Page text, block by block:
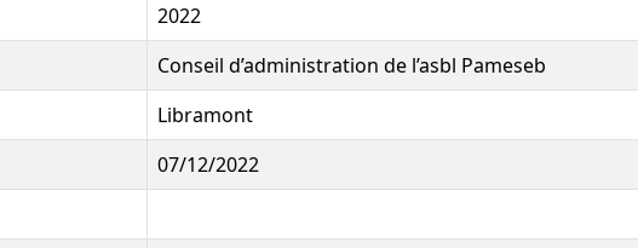
2022
Conseil d’administration de l’asbl Pameseb
Libramont
07/12/2022